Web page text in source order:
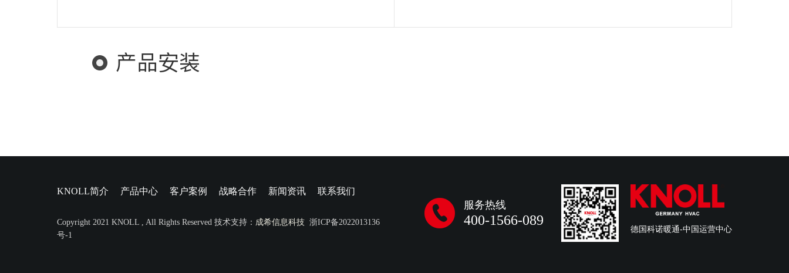
产品安装
KNOLL简介 产品中心 客户案例 战略合作 新闻资讯 联系我们
Copyright 2021 KNOLL , All Rights Reserved 技术支持： 成希信息科技 浙ICP备2022013136
号-1
服务热线
400-1566-089
德国科诺暖通-中国运营中心